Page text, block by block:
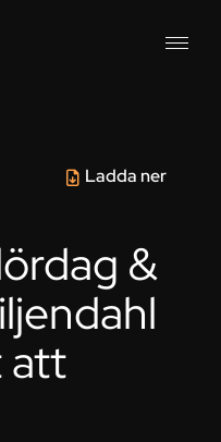
Ladda ner
&
att